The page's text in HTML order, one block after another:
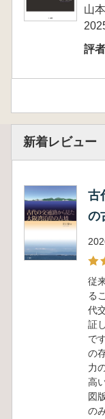
山
評
新着レビュー
古
の
従
る
代
証
で
の
力
高
図
の